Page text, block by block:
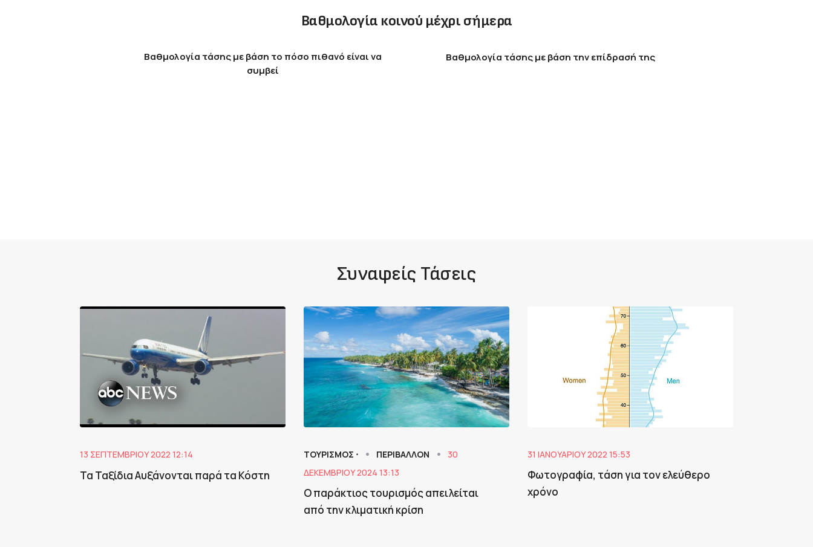
Βαθμολογία κοινού μέχρι σήμερα
Βαθμολογία τάσης με βάση το πόσο πιθανό είναι να
συμβεί
Βαθμολογία τάσης με βάση την επίδρασή της
Συναφείς Τάσεις
13 ΣΕΠΤΕΜΒΡΊΟΥ 2022 12:14
Τα Ταξίδια Αυξάνονται παρά τα Κόστη
ΤΟΥΡΙΣΜΟΣ ⋅ ΠΕΡΙΒΑΛΛΟΝ
30
ΔΕΚΕΜΒΡΊΟΥ 2024 13:13
Ο παράκτιος τουρισμός απειλείται
από την κλιματική κρίση
31 ΙΑΝΟΥΑΡΊΟΥ 2022 15:53
Φωτογραφία, τάση για τον ελεύθερο
χρόνο